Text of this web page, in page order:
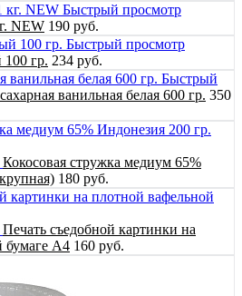
Быстрый просмотр
NEW 190 руб.
Быстрый просмотр
100 гр. 234 руб.
Быстрый
ванильная белая 600 гр. 350
Кокосовая стружка медиум 65%
180 руб.
Печать съедобной картинки на
бумаге А4 160 руб.